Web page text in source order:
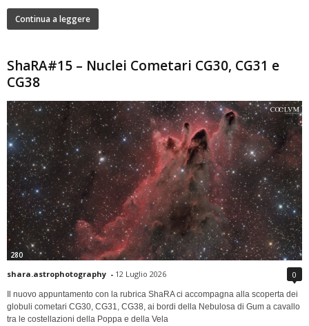
Continua a leggere
ShaRA#15 – Nuclei Cometari CG30, CG31 e
CG38
280
shara.astrophotography - 12 Luglio 2026 0
Il nuovo appuntamento con la rubrica ShaRA ci accompagna alla scoperta dei
globuli cometari CG30, CG31, CG38, ai bordi della Nebulosa di Gum a cavallo
tra le costellazioni della Poppa e della Vela